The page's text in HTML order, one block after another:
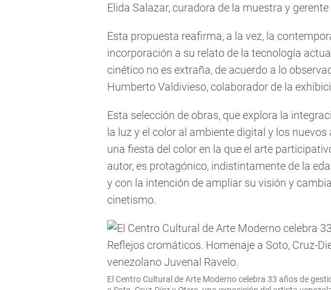
Elida Salazar, curadora de la muestra y
Esta propuesta reafirma, a la vez, la
incorporación a su relato de la tecnología
cinético no es extraña, de acuerdo a lo
Humberto Valdivieso, colaborador de la
Esta selección de obras, que explora la
la luz y el color al ambiente digital y los
una fiesta del color en la que el arte
autor, es protagónico, indistintamente de la
y con la intención de ampliar su visión y
cinetismo.
El Centro Cultural de Arte Moderno celebra 33 años de